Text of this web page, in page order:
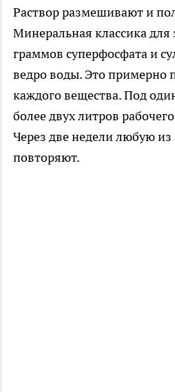
Раствор размешивают и
Минеральная классика для
граммов суперфосфата и
ведро воды. Это примерно
каждого вещества. Под
более двух литров
Через две недели любую
повторяют.